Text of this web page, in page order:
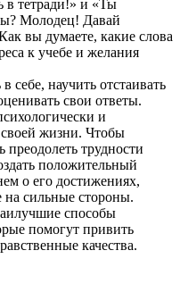
в тетради!» и «Ты
Молодец! Давай
вы думаете, какие слова
к учебе и желания
себе, научить отстаивать
свои ответы.
и
своей жизни. Чтобы
трудности
положительный
о его достижениях,
на сильные стороны.
способы
помогут привить
качества.